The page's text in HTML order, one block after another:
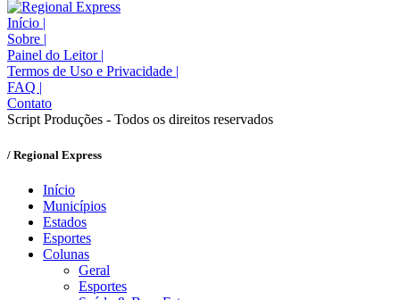
Início |
Sobre |
Painel do Leitor |
Termos de Uso e Privacidade |
FAQ |
Contato
Script Produções - Todos os direitos reservados
/ Regional Express
Início
Municípios
Estados
Esportes
Colunas
Geral
Esportes